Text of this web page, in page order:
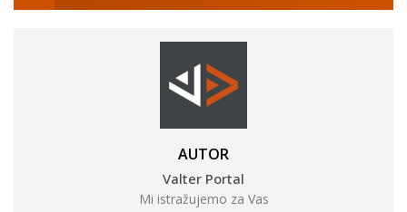
AUTOR
Valter Portal
Mi istražujemo za Vas